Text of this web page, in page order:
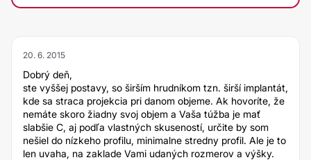
20. 6. 2015
Dobrý deň,
ste vyššej postavy, so širším hrudníkom tzn. širší implantát,
kde sa straca projekcia pri danom objeme. Ak hovoríte, že
nemáte skoro žiadny svoj objem a Vaša túžba je mať
slabšie C, aj podľa vlastných skuseností, určite by som
nešiel do nízkeho profilu, minimalne stredny profil. Ale je to
len uvaha, na zaklade Vami udaných rozmerov a výšky.